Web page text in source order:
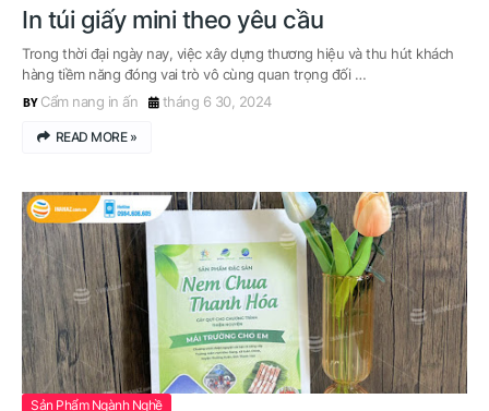
In túi giấy mini theo yêu cầu
Trong thời đại ngày nay, việc xây dựng thương hiệu và thu hút khách
hàng tiềm năng đóng vai trò vô cùng quan trọng đối …
Cẩm nang in ấn
tháng 6 30, 2024
READ MORE »
Sản Phẩm Ngành Nghề